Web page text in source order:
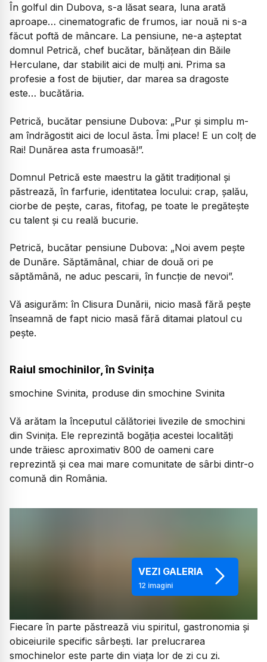
În golful din Dubova, s-a lăsat seara, luna arată
aproape… cinematografic de frumos, iar nouă ni s-a
făcut poftă de mâncare. La pensiune, ne-a așteptat
domnul Petrică, chef bucătar, bănățean din Băile
Herculane, dar stabilit aici de mulți ani. Prima sa
profesie a fost de bijutier, dar marea sa dragoste
este… bucătăria.
Petrică, bucătar pensiune Dubova: „Pur și simplu m-
am îndrăgostit aici de locul ăsta. Îmi place! E un colț de
Rai! Dunărea asta frumoasă!”.
Domnul Petrică este maestru la gătit tradițional și
păstrează, în farfurie, identitatea locului: crap, șalău,
ciorbe de pește, caras, fitofag, pe toate le pregătește
cu talent și cu reală bucurie.
Petrică, bucătar pensiune Dubova: „Noi avem pește
de Dunăre. Săptămânal, chiar de două ori pe
săptămână, ne aduc pescarii, în funcție de nevoi”.
Vă asigurăm: în Clisura Dunării, nicio masă fără pește
înseamnă de fapt nicio masă fără ditamai platoul cu
pește.
Raiul smochinilor, în Svinița
smochine Svinita, produse din smochine Svinita
Vă arătam la începutul călătoriei livezile de smochini
din Svinița. Ele reprezintă bogăția acestei localități
unde trăiesc aproximativ 800 de oameni care
reprezintă și cea mai mare comunitate de sârbi dintr-o
comună din România.
VEZI GALERIA
12 imagini
Fiecare în parte păstrează viu spiritul, gastronomia și
obiceiurile specific sârbești. Iar prelucrarea
smochinelor este parte din viața lor de zi cu zi.